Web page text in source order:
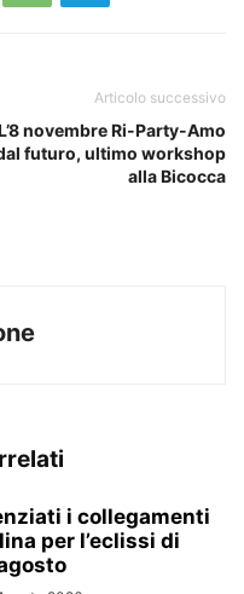
Articolo successivo
novembre Ri-Party-Amo
futuro, ultimo workshop
alla Bicocca
i collegamenti
per l’eclissi di